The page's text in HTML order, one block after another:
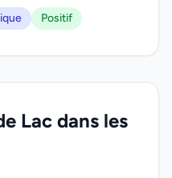
Positif
Lac dans les